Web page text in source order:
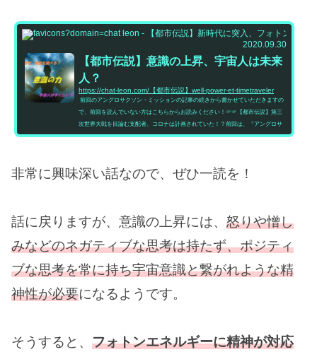
2020.09.30
【都市伝説】意識の上昇、宇宙人は未来
人？
https://chat-leon.com/【都市伝説】well-power-et-timetraveler
前回のアングロサクソン・ミッションの記事の続きから書かせていただきますの
で、前回を読んでいない方はこちらからお読みください！☞☞【都市伝説】第三
次世界大戦を目論む支配者、コロナは計画されていた！？前回は、『アングロサ
クソン・ミッション』の計画についてビル氏がロンドンシティの高位の地位に就
力について、ビル氏が何人かの情報を基に気付いたことについて書...
非常に興味深い話なので、ぜひ一読を！
話に戻りますが、意識の上昇には、 怒りや憎し
みなどのネガティブな思考は持たず、ポジティ
ブな思考を常に持ち宇宙意識と繋がれような精
神性が必要になるようです。
そうすると、 フォトンエネルギーに精神が対応